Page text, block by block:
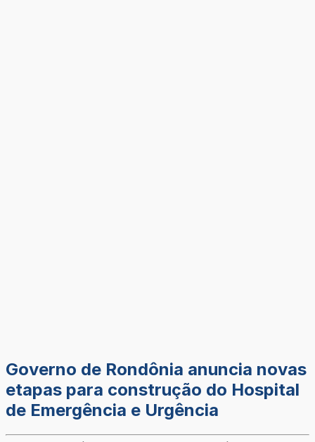
Governo de Rondônia anuncia novas
etapas para construção do Hospital
de Emergência e Urgência